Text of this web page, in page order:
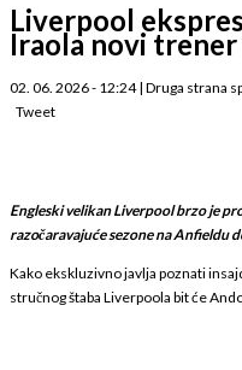
Liverpool
Iraola novi trener
02. 06. 2026 - 12:24| Druga strana
Tweet
Engleski velikan Liverpool brzo je
razočaravajuće sezone na Anfieldu
Kako ekskluzivno javlja poznati
stručnog štaba Liverpoola bit će